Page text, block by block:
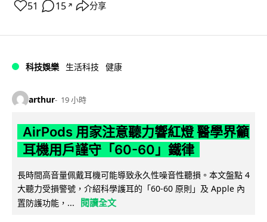
51 15 ↗ 分享
科技娛樂 生活科技 健康
arthur 19 小時
AirPods 用家注意聽力響紅燈 醫學界籲
耳機用戶謹守「60-60」鐵律
長時間高音量佩戴耳機可能導致永久性噪音性聽損。本文盤點 4
大聽力受損警號，介紹科學護耳的「60-60 原則」及 Apple 內
置防護功能，...
閱讀全文